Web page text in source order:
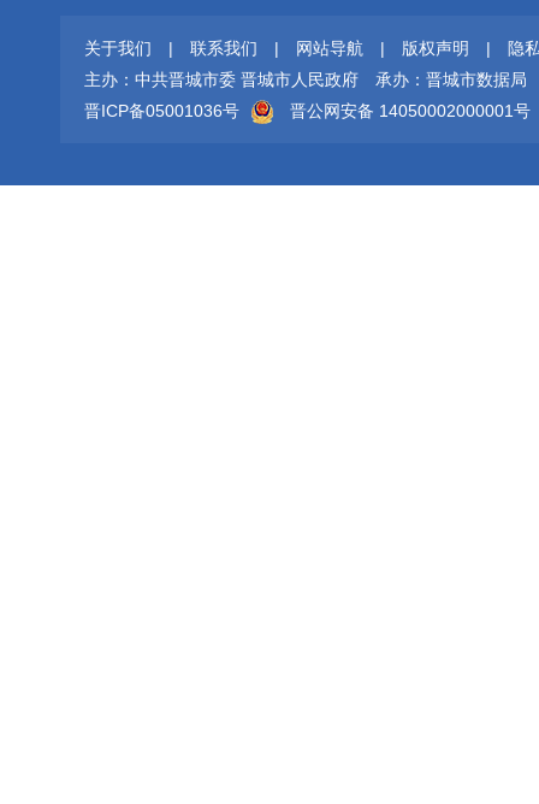
关于我们 | 联系我们 | 网站导航 | 版权声明 |
隐
主办：中共晋城市委 晋城市人民政府
承办：晋城市数据局
晋ICP备05001036号
晋公网安备 14050002000001号